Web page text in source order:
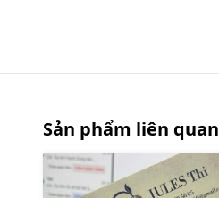
Sản phẩm liên quan